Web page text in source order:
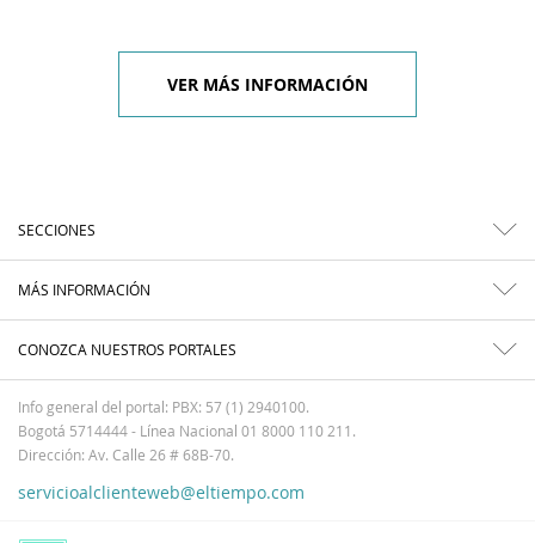
VER MÁS INFORMACIÓN
SECCIONES
MÁS INFORMACIÓN
CONOZCA NUESTROS PORTALES
Info general del portal: PBX: 57 (1) 2940100.
Bogotá 5714444 - Línea Nacional 01 8000 110 211.
Dirección: Av. Calle 26 # 68B-70.
servicioalclienteweb@eltiempo.com